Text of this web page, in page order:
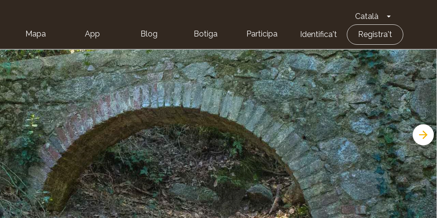
Català Toggle
Mapa App Blog Botiga Participa Identifica't Registra't